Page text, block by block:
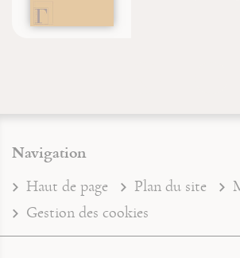
Navigation
Haut de page Plan du site
Gestion des cookies